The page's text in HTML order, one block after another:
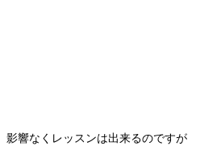
影響なくレッスンは出来るのですが